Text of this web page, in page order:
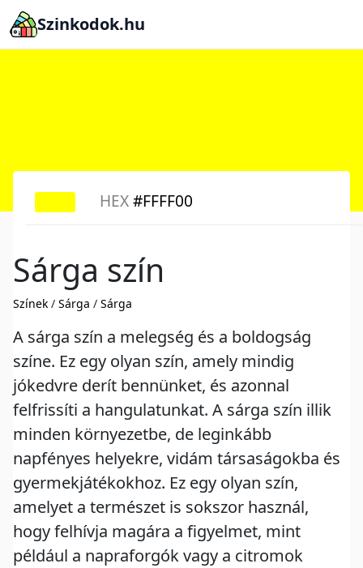
Szinkodok.hu
HEX#FFFF00
Sárga szín
Színek / Sárga / Sárga
A sárga szín a melegség és a boldogság
színe. Ez egy olyan szín, amely mindig
jókedvre derít bennünket, és azonnal
felfrissíti a hangulatunkat. A sárga szín illik
minden környezetbe, de leginkább
napfényes helyekre, vidám társaságokba és
gyermekjátékokhoz. Ez egy olyan szín,
amelyet a természet is sokszor használ,
hogy felhívja magára a figyelmet, mint
például a napraforgók vagy a citromok